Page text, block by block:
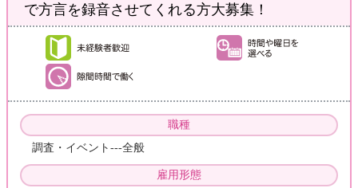
で方言を録音させてくれる方大募集！
職種
調査・イベント---全般
雇用形態